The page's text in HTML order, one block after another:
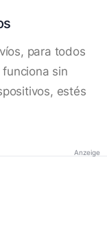
para todos
sin
estés
Anzeige